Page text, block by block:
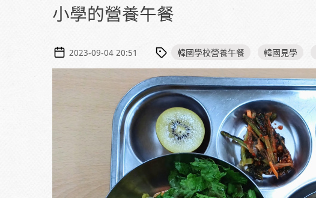
小學的營養午餐
2023-09-04 20:51 韓國學校營養午餐 韓國見學